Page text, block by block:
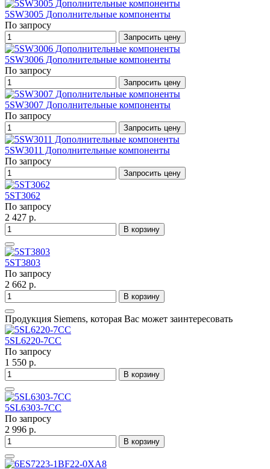
5SW3005 Дополнительные компоненты
По запросу
Запросить цену
5SW3006 Дополнительные компоненты
По запросу
Запросить цену
5SW3007 Дополнительные компоненты
По запросу
Запросить цену
5SW3011 Дополнительные компоненты
По запросу
Запросить цену
5ST3062
По запросу
2 427 р.
В корзину
5ST3803
По запросу
2 662 р.
В корзину
Продукция Siemens, которая Вас может заинтересовать
5SL6220-7CC
По запросу
1 550 р.
В корзину
5SL6303-7CC
По запросу
2 996 р.
В корзину